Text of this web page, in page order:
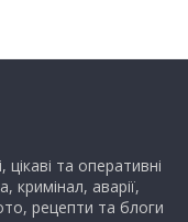
та оперативні
кримінал, аварії,
рецепти та блоги